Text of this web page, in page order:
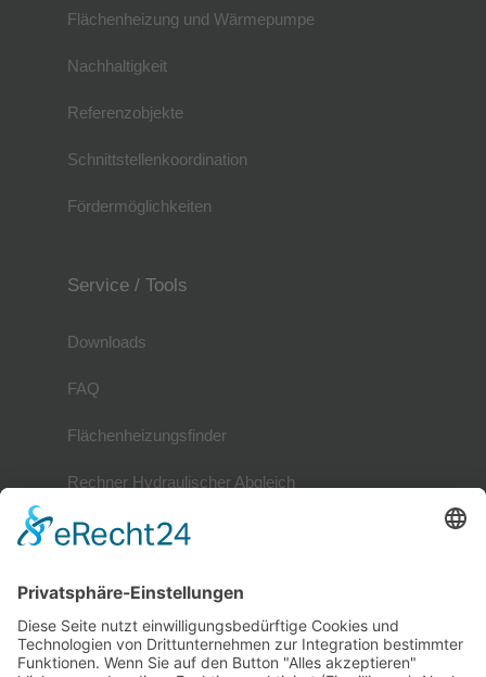
Flächenheizung und Wärmepumpe
Nachhaltigkeit
Referenzobjekte
Schnittstellenkoordination
Fördermöglichkeiten
Service / Tools
Downloads
FAQ
Flächenheizungsfinder
Rechner Hydraulischer Abgleich
Mitglieder
Mitgliederverzeichnis